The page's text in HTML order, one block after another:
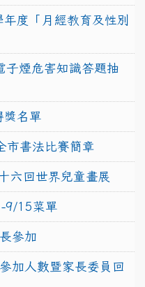
度「月經教育及性別
子煙危害知識答題抽
獎名單
市書法比賽簡章
六回世界兒童畫展
9/15菜單
參加
加人數暨家長委員回